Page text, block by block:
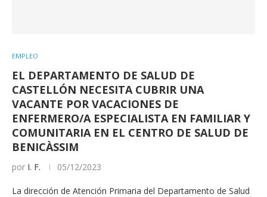
EMPLEO
EL DEPARTAMENTO DE SALUD DE
CASTELLÓN NECESITA CUBRIR UNA
VACANTE POR VACACIONES DE
ENFERMERO/A ESPECIALISTA EN FAMILIAR Y
COMUNITARIA EN EL CENTRO DE SALUD DE
BENICÀSSIM
por I. F. 05/12/2023
La dirección de Atención Primaria del Departamento de Salud